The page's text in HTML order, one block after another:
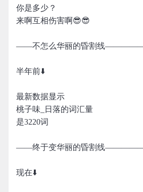
你是多少？
来啊互相伤害啊😎😎
——不怎么华丽的昏割线
半年前⬇️
最新数据显示
桃子味_日落的词汇量
是3220词
——终于变华丽的昏割线
现在⬇️